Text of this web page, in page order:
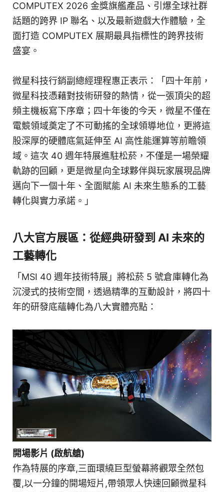
COMPUTEX 2026 金獎旗艦產品、引爆全球社群
話題的跨界 IP 聯名、以及最新遊戲大作體驗，全
面打造 COMPUTEX 展期最具指標性的跨界技術
盛宴。
微星科技行銷副總經理程惠正表示：「四十年前，
微星科技憑藉對技術研發的熱情，從一張頂尖的超
頻主機板寫下序章；四十年後的今天，微星不僅在
電競領域奠定了不可動搖的全球領導地位，更將這
股深厚的硬體底氣延伸至 AI 高性能運算等前瞻領
域。這次 40 週年特展進駐松菸，不僅是一場榮耀
軌跡的回顧，更是微星向全球夥伴與玩家展現品牌
邁向下一個十年、全面賦能 AI 未來生態系的工藝
轉化與實力承諾。」
八大官方展區：從經典研發到 AI 未來的
工藝轉化
「MSI 40 週年技術特展」將松菸 5 號倉庫轉化為
沉浸式的技術空間，透過精準的互動設計，將四十
年的研發底蘊轉化為八大實體亮點：
開場影片 (啟航艙)
作為特展的序章,三面環繞巨型螢幕將觀眾全然包
覆,以一分鐘的開場短片,帶領眾人快速回顧微星科